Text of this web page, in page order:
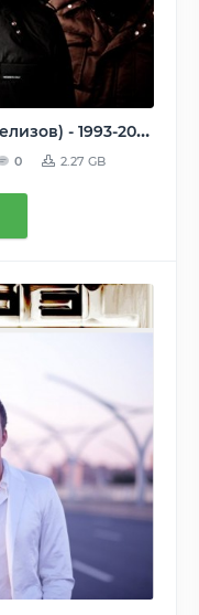
Deftones - Дискография, (25 Релизов) - 1993-2020, MP3, 320 kbps и ниже
0 2.27 GB